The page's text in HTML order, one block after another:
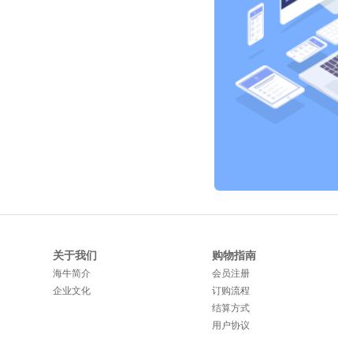
关于我们
海牛简介
企业文化
购物指南
会员注册
订购流程
结算方式
用户协议